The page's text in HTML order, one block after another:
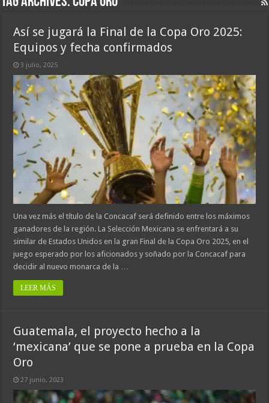
Así se jugará la Final de la Copa Oro 2025:
Equipos y fecha confirmados
3 julio, 2025
Una vez más el título de la Concacaf será definido entre los máximos
ganadores de la región. La Selección Mexicana se enfrentará a su
similar de Estados Unidos en la gran Final de la Copa Oro 2025, en el
juego esperado por los aficionados y soñado por la Concacaf para
decidir al nuevo monarca de la …
LEER MÁS
Guatemala, el proyecto hecho a la
‘mexicana’ que se pone a prueba en la Copa
Oro
27 junio, 2023